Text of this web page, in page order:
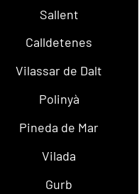
Sallent
Calldetenes
Vilassar de Dalt
Polinyà
Pineda de Mar
Vilada
Gurb